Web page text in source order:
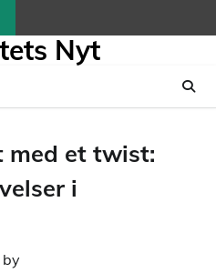
Nyt
med et twist:
i
by